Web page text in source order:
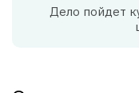
Дело пойдет